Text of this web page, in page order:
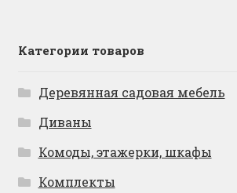
Категории товаров
Деревянная садовая мебель
Диваны
Комоды, этажерки, шкафы
Комплекты